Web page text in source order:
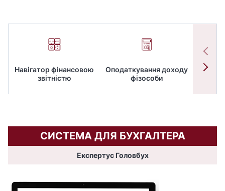
Навігатор фінансовою
звітністю
Оподаткування доходу
фізособи
СИСТЕМА ДЛЯ БУХГАЛТЕРА
Експертус Головбух